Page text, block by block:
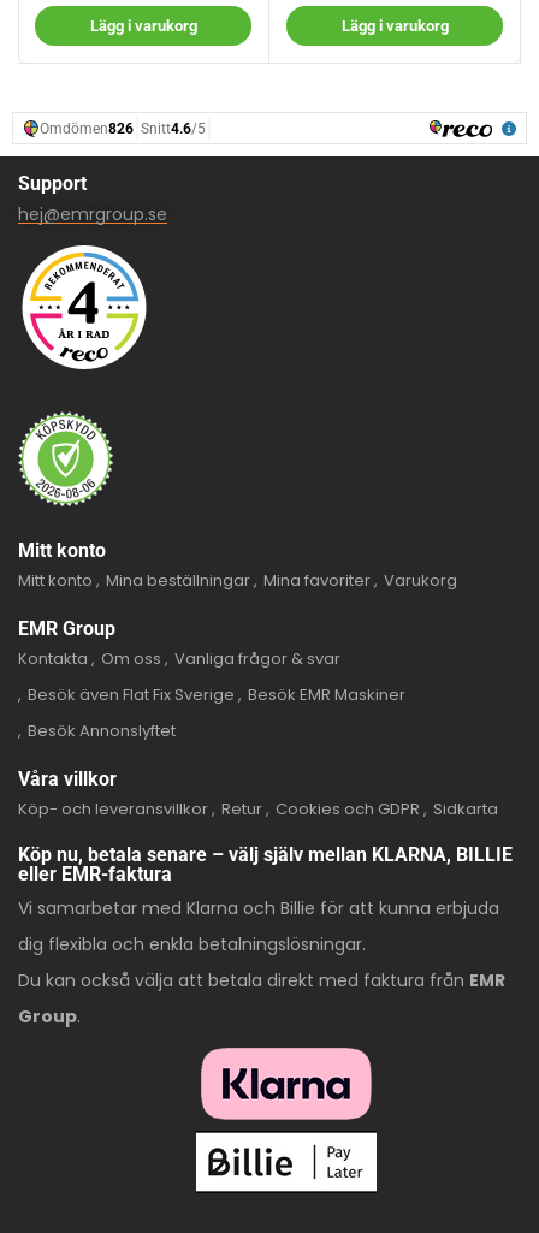
Lägg i varukorg Lägg i varukorg
Support
hej@emrgroup.se
Mitt konto
Mitt konto
Mina beställningar Mina favoriter Varukorg
EMR Group
Kontakta
Om oss
Vanliga frågor & svar
Besök även Flat Fix Sverige
Besök EMR Maskiner
Besök Annonslyftet
Våra villkor
Köp- och leveransvillkor Retur Cookies och GDPR
Sidkarta
Köp nu, betala senare – välj själv mellan KLARNA, BILLIE
eller EMR-faktura
Vi samarbetar med Klarna och Billie för att kunna erbjuda
dig flexibla och enkla betalningslösningar.
Du kan också välja att betala direkt med faktura från EMR
Group.